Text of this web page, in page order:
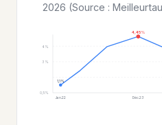
2026 (Source :
1,1%
Jan.22
4,45%
Déc.23
0,5%
3%
4%